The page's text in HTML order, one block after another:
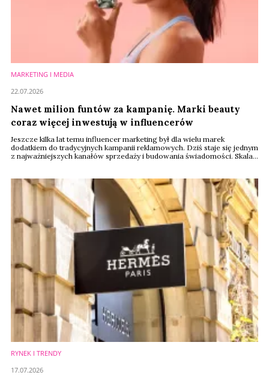
MARKETING I MEDIA
Nawet milion funtów za kampanię. Marki beauty
coraz więcej inwestują w influencerów
Jeszcze kilka lat temu influencer marketing był dla wielu marek
dodatkiem do tradycyjnych kampanii reklamowych. Dziś staje się jednym
z najważniejszych kanałów sprzedaży i budowania świadomości. Skala
firmy są gotowe zapłacić nawet milion funtów.
22.07.2026
RYNEK I TRENDY
17.07.2026